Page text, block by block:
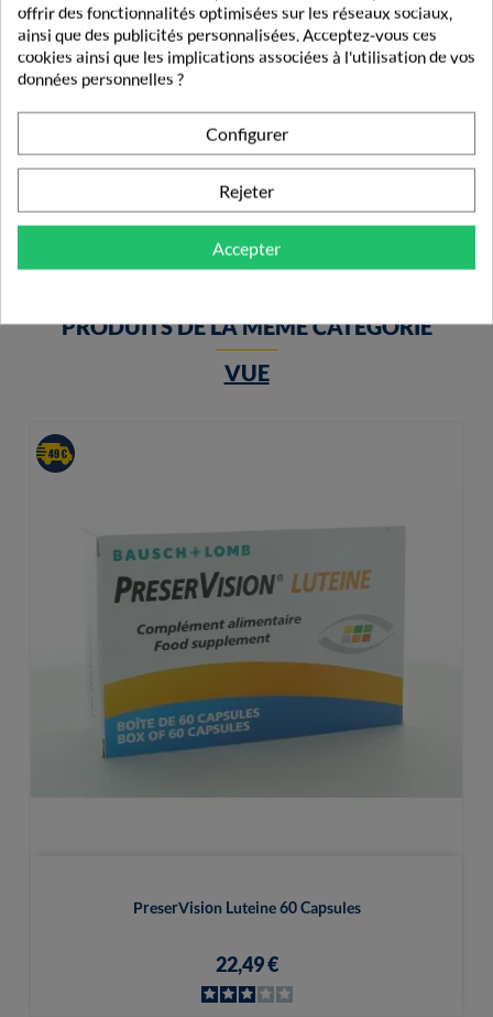
Lehning Phytotux Sirop 250 Ml
7,09 €
PRODUITS DE LA MÊME CATÉGORIE
VUE
PreserVision Luteine 60 Capsules
22,49 €
offrir des fonctionnalités optimisées sur les réseaux sociaux,
ainsi que des publicités personnalisées. Acceptez-vous ces
cookies ainsi que les implications associées à l'utilisation de vos
données personnelles ?
Configurer
Rejeter
Accepter